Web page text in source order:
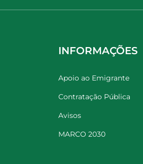
INFORMAÇÕES
Apoio ao Emigrante
Contratação Pública
Avisos
MARCO 2030